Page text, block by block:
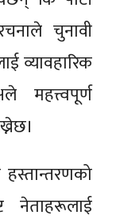
चुनावी
व्यावहारिक
महत्त्वपूर्ण
नेताहरूलाई